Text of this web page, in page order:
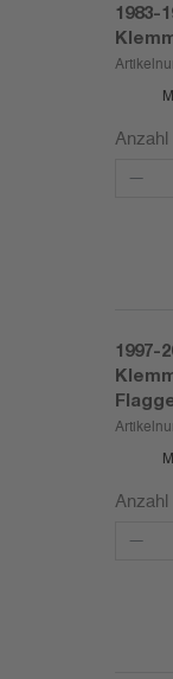
1983-
Anzahl
1997-
Anzahl